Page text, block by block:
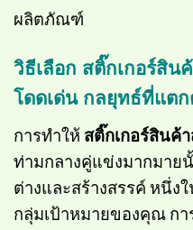
ผลิตภัณฑ์
วิธีเลือก สติ๊กเกอร์สิน
โดดเด่น กลยุทธ์ที่แตก
การทำให้ สติ๊กเกอร์สินค้
ท่ามกลางคู่แข่งมากมาย
ต่างและสร้างสรรค์ หนึ่ง
กลุ่มเป้าหมายของคุณ ก